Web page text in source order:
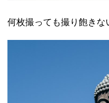
何枚撮っても撮り飽きな